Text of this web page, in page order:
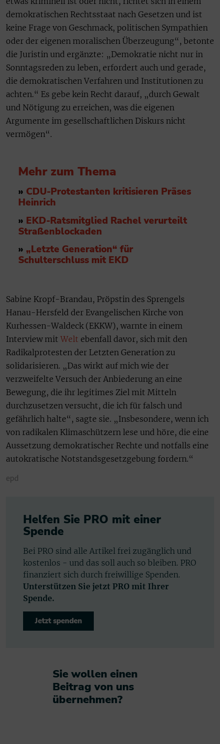
demokratischen Rechtsstaat nach Gesetzen und ist
keine Frage von Geschmack, politischen Sympathien
oder der eigenen moralischen Überzeugung“, betonte
die Juristin und ergänzte: „Demokratie nicht nur in
Sonntagsreden zu leben, erfordert auch und gerade,
die demokratischen Verfahren und Institutionen zu
achten.“ Es gebe kein Recht darauf, „durch Gewalt
und Nötigung zu erreichen, was die eigenen
Argumente im gesellschaftlichen Diskurs nicht
vermögen“.
Mehr zum Thema
» CDU-Protestanten kritisieren Präses
Heinrich
» EKD-Ratsmitglied Rachel verurteilt
Straßenblockaden
» „Letzte Generation“ für
Schulterschluss mit EKD
Sabine Kropf-Brandau, Pröpstin des Sprengels
Hanau-Hersfeld der Evangelischen Kirche von
Kurhessen-Waldeck (EKKW), warnte in einem
Interview mit Welt ebenfall davor, sich mit den
Radikalprotesten der Letzten Generation zu
solidarisieren. „Das wirkt auf mich wie der
verzweifelte Versuch der Anbiederung an eine
Bewegung, die ihr legitimes Ziel mit Mitteln
durchzusetzen versucht, die ich für falsch und
gefährlich halte“, sagte sie. „Insbesondere, wenn ich
von radikalen Klimaschützern lese und höre, die eine
Aussetzung demokratischer Rechte und notfalls eine
autokratische Notstandsgesetzgebung fordern.“
epd
Helfen Sie PRO mit einer
Spende
Bei PRO sind alle Artikel frei zugänglich und
kostenlos - und das soll auch so bleiben. PRO
finanziert sich durch freiwillige Spenden.
Unterstützen Sie jetzt PRO mit Ihrer
Spende.
Jetzt spenden
Sie wollen einen
Beitrag von uns
übernehmen?​